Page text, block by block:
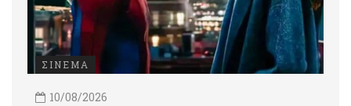
ΣΙΝΕΜΑ
10/08/2026